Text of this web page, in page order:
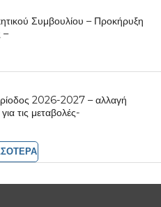
Συμβουλίου – Προκήρυξη
–
2026-2027 – αλλαγή
τις μεταβολές-